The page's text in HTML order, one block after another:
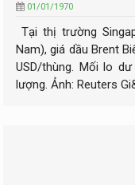
01/01/1970
Tại thị trường
Nam), giá dầu Brent
USD/thùng. Mối lo
lượng. Ảnh: Reuters